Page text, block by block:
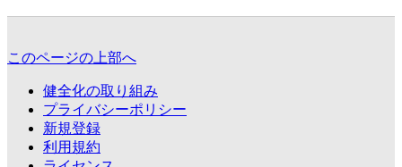
このページの上部へ
健全化の取り組み
プライバシーポリシー
新規登録
利用規約